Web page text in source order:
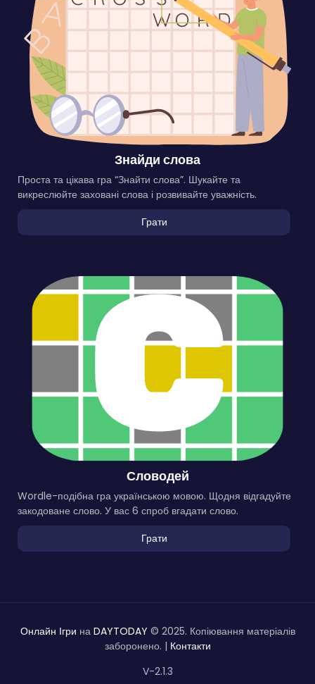
Знайди слова
Проста та цікава гра “Знайти слова”. Шукайте та
викреслюйте заховані слова і розвивайте уважність.
Грати
Словодей
Wordle-подібна гра українською мовою. Щодня відгадуйте
закодоване слово. У вас 6 спроб вгадати слово.
Грати
Онлайн Ігри на DAYTODAY © 2025. Копіювання матеріалів
заборонено. | Контакти
V-2.1.3